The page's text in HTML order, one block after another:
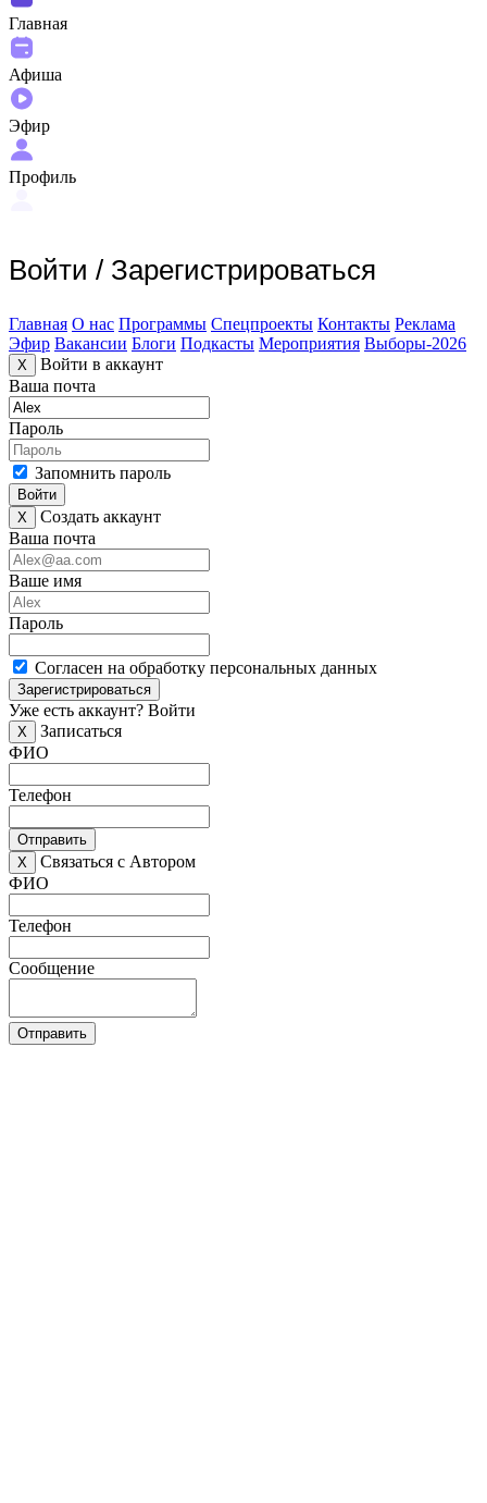
Главная
Афиша
Эфир
Профиль
Войти / Зарегистрироваться
Главная О нас Программы Спецпроекты Контакты Реклама
Эфир Вакансии Блоги Подкасты Мероприятия Выборы-2026
X
Войти в аккаунт
Ваша почта
Пароль
Запомнить пароль
Войти
X
Создать аккаунт
Ваша почта
Ваше имя
Пароль
Согласен на обработку персональных данных
Зарегистрироваться
Уже есть аккаунт? Войти
X
Записаться
ФИО
Телефон
Отправить
X
Связаться с Автором
ФИО
Телефон
Сообщение
Отправить